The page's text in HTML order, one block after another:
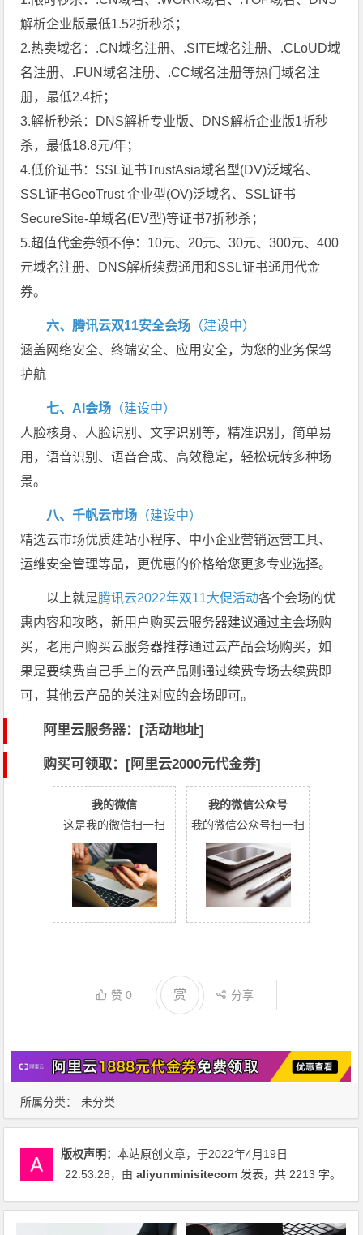
解析企业版最低1.52折秒杀；
2.热卖域名：.CN域名注册、.SITE域名注册、.CLoUD域
名注册、.FUN域名注册、.CC域名注册等热门域名注
册，最低2.4折；
3.解析秒杀：DNS解析专业版、DNS解析企业版1折秒
杀，最低18.8元/年；
4.低价证书：SSL证书TrustAsia域名型(DV)泛域名、
SSL证书GeoTrust 企业型(OV)泛域名、SSL证书
SecureSite-单域名(EV型)等证书7折秒杀；
5.超值代金券领不停：10元、20元、30元、300元、400
元域名注册、DNS解析续费通用和SSL证书通用代金
券。
六、腾讯云双11安全会场 （建设中）
涵盖网络安全、终端安全、应用安全，为您的业务保驾
护航
七、AI会场 （建设中）
人脸核身、人脸识别、文字识别等，精准识别，简单易
用，语音识别、语音合成、高效稳定，轻松玩转多种场
景。
八、千帆云市场 （建设中）
精选云市场优质建站小程序、中小企业营销运营工具、
运维安全管理等品，更优惠的价格给您更多专业选择。
以上就是腾讯云2022年双11大促活动各个会场的优
惠内容和攻略，新用户购买云服务器建议通过主会场购
买，老用户购买云服务器推荐通过云产品会场购买，如
果是要续费自己手上的云产品则通过续费专场去续费即
可，其他云产品的关注对应的会场即可。
阿里云服务器：[活动地址]
购买可领取：[阿里云2000元代金券]
我的微信
这是我的微信扫一扫
我的微信公众号
我的微信公众号扫一扫
赞0 赏 分享
所属分类： 未分类
版权声明：本站原创文章，于2022年4月19日
22:53:28，由aliyunminisitecom 发表，共 2213 字。